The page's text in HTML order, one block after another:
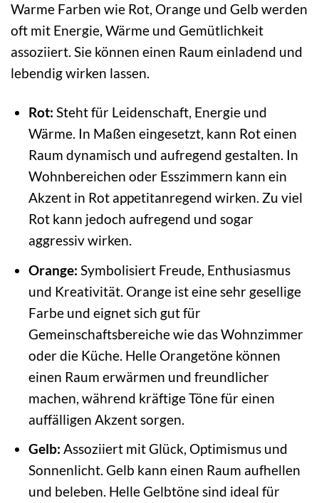
Warme Farben wie Rot, Orange und Gelb werden
oft mit Energie, Wärme und Gemütlichkeit
assoziiert. Sie können einen Raum einladend und
lebendig wirken lassen.
Rot: Steht für Leidenschaft, Energie und
Wärme. In Maßen eingesetzt, kann Rot einen
Raum dynamisch und aufregend gestalten. In
Wohnbereichen oder Esszimmern kann ein
Akzent in Rot appetitanregend wirken. Zu viel
Rot kann jedoch aufregend und sogar
aggressiv wirken.
Orange: Symbolisiert Freude, Enthusiasmus
und Kreativität. Orange ist eine sehr gesellige
Farbe und eignet sich gut für
Gemeinschaftsbereiche wie das Wohnzimmer
oder die Küche. Helle Orangetöne können
einen Raum erwärmen und freundlicher
machen, während kräftige Töne für einen
auffälligen Akzent sorgen.
Gelb: Assoziiert mit Glück, Optimismus und
Sonnenlicht. Gelb kann einen Raum aufhellen
und beleben. Helle Gelbtöne sind ideal für